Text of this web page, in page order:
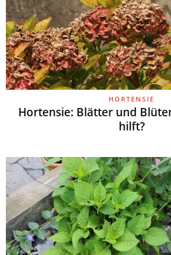
HORTENSIE
Hortensie: Blätter und
hilft?